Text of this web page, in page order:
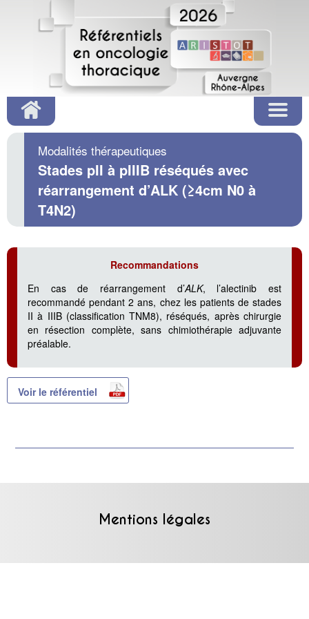
Modalités thérapeutiques
Stades pII à pIIIB réséqués avec
réarrangement d’ALK (≥4cm N0 à
T4N2)
Recommandations
En cas de réarrangement d’ALK, l’alectinib est
recommandé pendant 2 ans, chez les patients de stades
II à IIIB (classification TNM8), réséqués, après chirurgie
en résection complète, sans chimiothérapie adjuvante
préalable.
Voir le référentiel
Mentions légales